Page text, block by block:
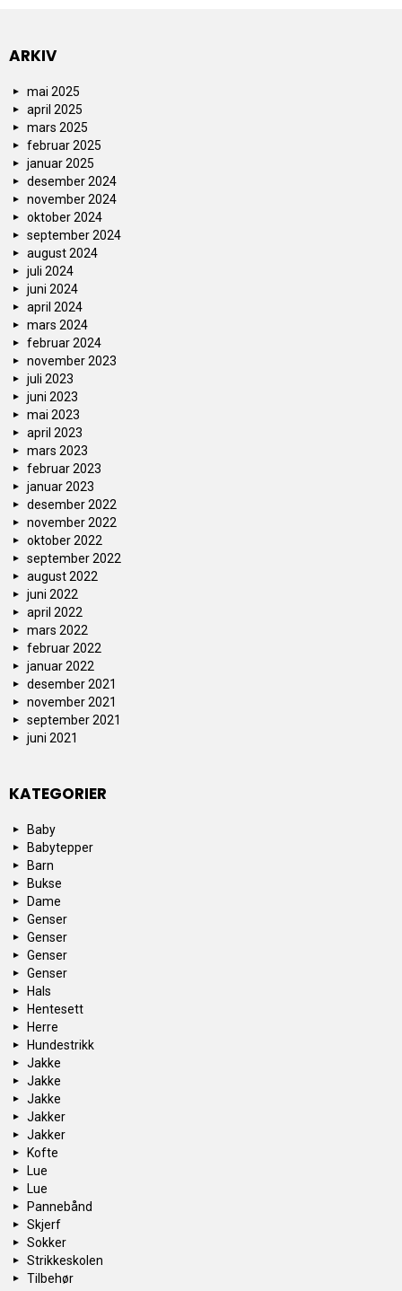
ARKIV
mai 2025
april 2025
mars 2025
februar 2025
januar 2025
desember 2024
november 2024
oktober 2024
september 2024
august 2024
juli 2024
juni 2024
april 2024
mars 2024
februar 2024
november 2023
juli 2023
juni 2023
mai 2023
april 2023
mars 2023
februar 2023
januar 2023
desember 2022
november 2022
oktober 2022
september 2022
august 2022
juni 2022
april 2022
mars 2022
februar 2022
januar 2022
desember 2021
november 2021
september 2021
juni 2021
KATEGORIER
Baby
Babytepper
Barn
Bukse
Dame
Genser
Genser
Genser
Genser
Hals
Hentesett
Herre
Hundestrikk
Jakke
Jakke
Jakke
Jakker
Jakker
Kofte
Lue
Lue
Pannebånd
Skjerf
Sokker
Strikkeskolen
Tilbehør